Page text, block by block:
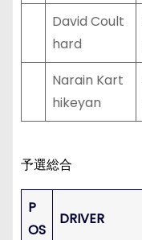
David Coult
hard
Narain Kart
hikeyan
予選総合
P
OS
DRIVER